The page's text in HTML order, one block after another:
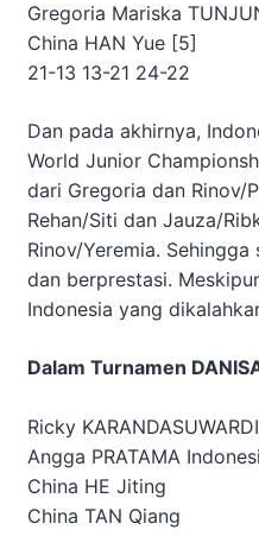
Gregoria Mariska
China HAN Yue [5]
21-13 13-21 24-22
Dan pada akhirnya,
World Junior
dari Gregoria dan Rinov/
Rehan/Siti dan Jauza/
Rinov/Yeremia.
dan berprestasi.
Indonesia yang
Dalam Turnamen
Ricky
Angga PRATAMA
China HE Jiting
China TAN Qiang